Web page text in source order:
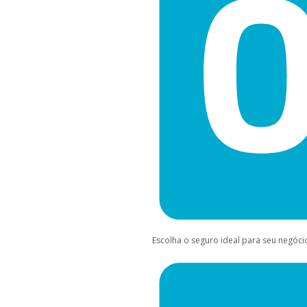
Escolha o seguro ideal para seu